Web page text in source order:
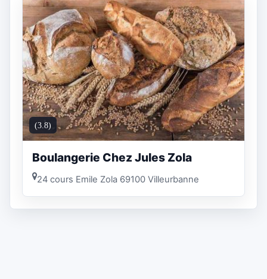
(3.8)
Boulangerie Chez Jules Zola
24 cours Emile Zola 69100 Villeurbanne